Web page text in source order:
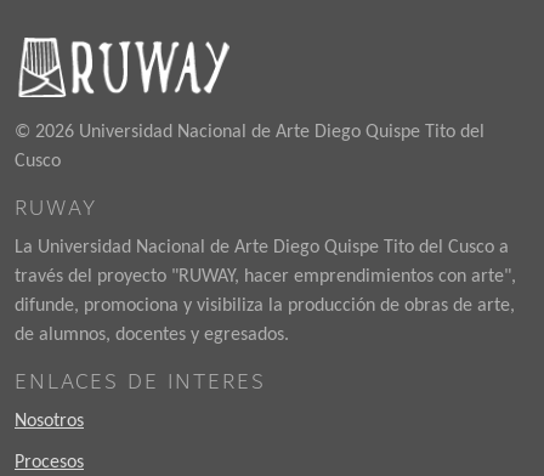
© 2026 Universidad Nacional de Arte Diego Quispe Tito del
Cusco
RUWAY
La Universidad Nacional de Arte Diego Quispe Tito del Cusco a
través del proyecto "RUWAY, hacer emprendimientos con arte",
difunde, promociona y visibiliza la producción de obras de arte,
de alumnos, docentes y egresados.
ENLACES DE INTERES
Nosotros
Procesos